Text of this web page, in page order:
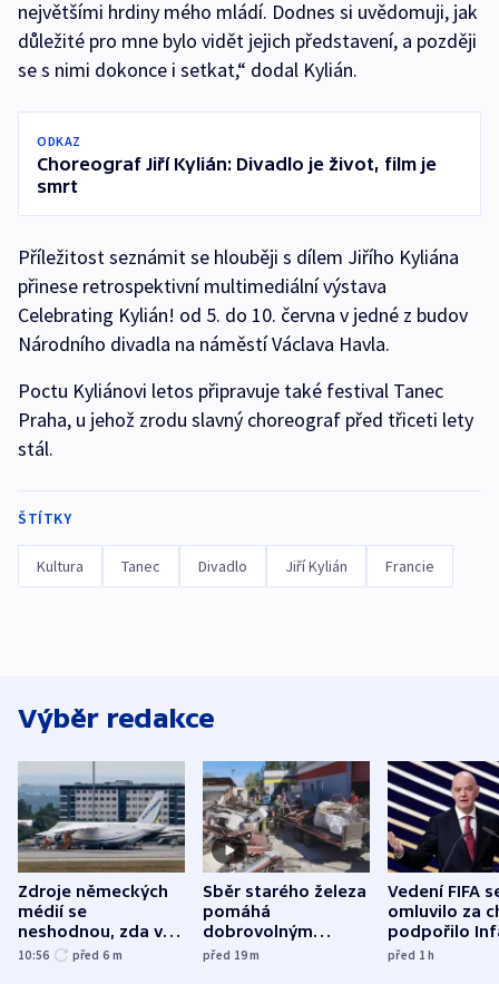
největšími hrdiny mého mládí. Dodnes si uvědomuji, jak
důležité pro mne bylo vidět jejich představení, a později
se s nimi dokonce i setkat,“ dodal Kylián.
ODKAZ
Choreograf Jiří Kylián: Divadlo je život, film je
smrt
Příležitost seznámit se hlouběji s dílem Jiřího Kyliána
přinese retrospektivní multimediální výstava
Celebrating Kylián! od 5. do 10. června v jedné z budov
Národního divadla na náměstí Václava Havla.
Poctu Kyliánovi letos připravuje také festival Tanec
Praha, u jehož zrodu slavný choreograf před třiceti lety
stál.
ŠTÍTKY
Kultura Tanec Divadlo Jiří Kylián Francie
Výběr redakce
Zdroje německých
médií se
neshodnou, zda v
letadle ohroženém
10:56 před 6 m
Sběr starého železa
pomáhá
dobrovolným
hasičům financovat
před 19m
Vedení FIFA
omluvilo za
podpořilo
UEFA trvá na
před 1h